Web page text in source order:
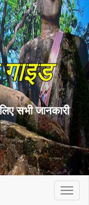
सभी जानकारी